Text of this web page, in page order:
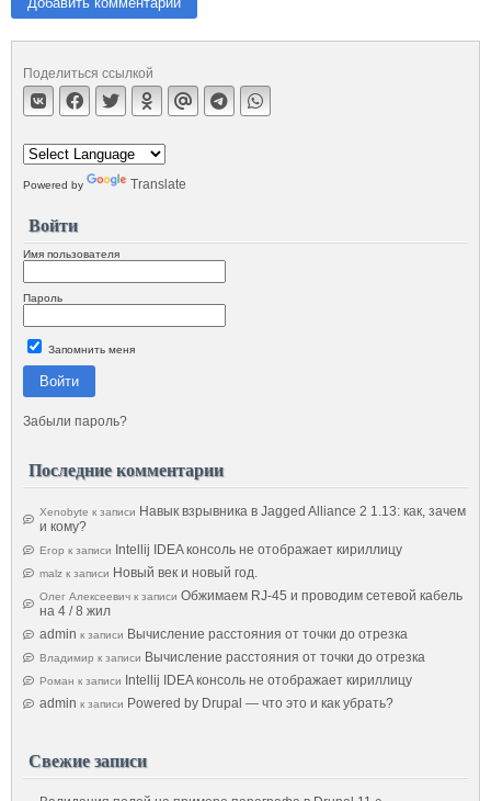
Поделиться ссылкой
Powered by Translate
Войти
Имя пользователя
Пароль
Запомнить меня
Войти
Забыли пароль?
Последние комментарии
Xenobyte к записи Навык взрывника в Jagged Alliance 2 1.13: как, зачем
и кому?
Егор к записи Intellij IDEA консоль не отображает кириллицу
malz к записи Новый век и новый год.
Олег Алексеевич к записи Обжимаем RJ-45 и проводим сетевой кабель
на 4 / 8 жил
admin к записи Вычисление расстояния от точки до отрезка
Владимир к записи Вычисление расстояния от точки до отрезка
Роман к записи
Intellij IDEA консоль не отображает кириллицу
admin к записи Powered by Drupal — что это и как убрать?
Свежие записи